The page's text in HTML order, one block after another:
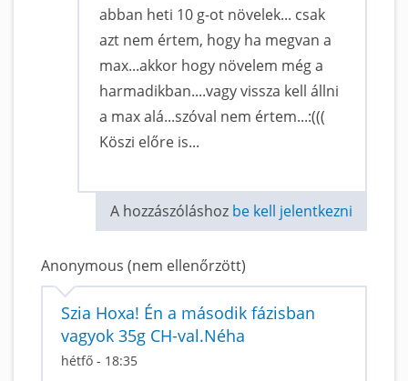
abban heti 10 g-ot növelek... csak
azt nem értem, hogy ha megvan a
max...akkor hogy növelem még a
harmadikban....vagy vissza kell állni
a max alá...szóval nem értem...:(((
Köszi előre is...
A hozzászóláshoz be kell jelentkezni
Anonymous (nem ellenőrzött)
Szia Hoxa! Én a második fázisban
vagyok 35g CH-val.Néha
hétfő - 18:35